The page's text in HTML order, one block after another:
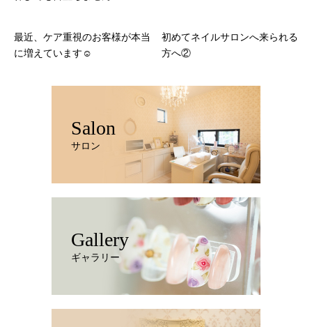
最近、ケア重視のお客様が本当
に増えています☺️
初めてネイルサロンへ来られる
方へ②
Salon
サロン
Gallery
ギャラリー